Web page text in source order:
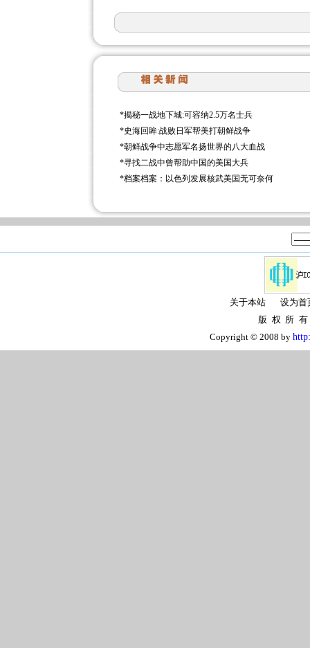
*揭秘一战地下城:可容纳2.5万名士兵
*史海回眸:战败日军帮美打朝鲜战争
*朝鲜战争中志愿军名扬世界的八大血战
*寻找二战中曾帮助中国的美国大兵
*档案档案：以色列发展核武美国无可奈何